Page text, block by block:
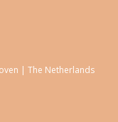
| The Netherlands